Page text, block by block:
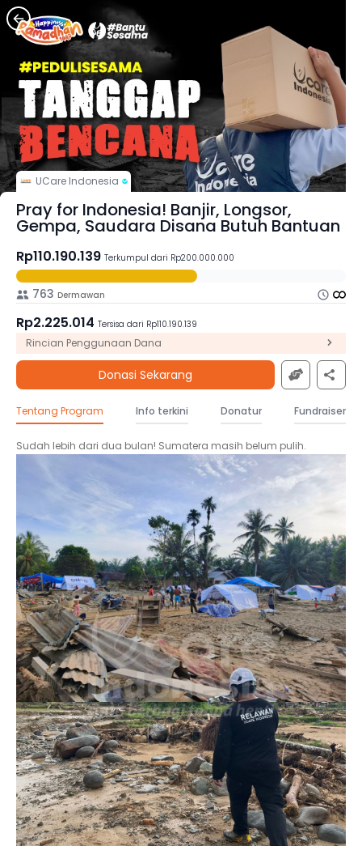
UCare Indonesia
Pray for Indonesia! Banjir, Longsor,
Gempa, Saudara Disana Butuh Bantuan
Rp110.190.139 Terkumpul dari Rp200.000.000
763 Dermawan
Rp2.225.014 Tersisa dari Rp110.190.139
Rincian Penggunaan Dana
Donasi Sekarang
Tentang Program Info terkini Donatur Fundraiser
Sudah lebih dari dua bulan! Sumatera masih belum pulih.